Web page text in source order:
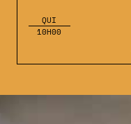
QUI
10H00